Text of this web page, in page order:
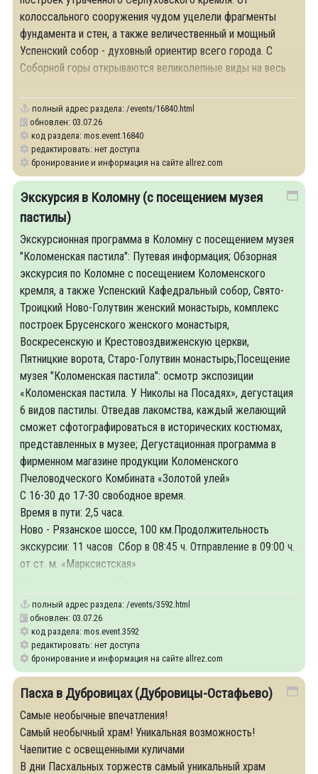
колоссального сооружения чудом уцелели фрагменты
фундамента и стен, а также величественный и мощный
Успенский собор - духовный ориентир всего города. С
Соборной горы открываются великолепные виды на весь
полный адрес раздела: /events/16840.html
обновлен: 03.07.26
код раздела: mos.event.16840
редактировать: нет доступа
бронирование и информация на сайте allrez.com
Экскурсия в Коломну (с посещением музея
пастилы)
Экскурсионная программа в Коломну с посещением музея
"Коломенская пастила": Путевая информация; Обзорная
экскурсия по Коломне с посещением Коломенского
кремля, а также Успенский Кафедральный собор, Свято-
Троицкий Ново-Голутвин женский монастырь, комплекс
построек Брусенского женского монастыря,
Воскресенскую и Крестовоздвиженскую церкви,
Пятницкие ворота, Старо-Голутвин монастырь;Посещение
музея "Коломенская пастила": осмотр экспозиции
«Коломенская пастила. У Николы на Посадях», дегустация
6 видов пастилы. Отведав лакомства, каждый желающий
сможет сфотографироваться в исторических костюмах,
представленных в музее; Дегустационная программа в
фирменном магазине продукции Коломенского
Пчеловодческого Комбината «Золотой улей»
С 16-30 до 17-30 свободное время.
Время в пути: 2,5 часа.
Ново - Рязанское шоссе, 100 км.Продолжительность
экскурсии: 11 часов Сбор в 08:45 ч. Отправление в 09:00 ч.
от ст. м. «Марксистская»
полный адрес раздела: /events/3592.html
обновлен: 03.07.26
код раздела: mos.event.3592
редактировать: нет доступа
бронирование и информация на сайте allrez.com
Пасха в Дубровицах (Дубровицы-Остафьево)
Самые необычные впечатления!
Самый необычный храм! Уникальная возможность!
Чаепитие с освещенными куличами
В дни Пасхальных торжеств самый уникальный храм